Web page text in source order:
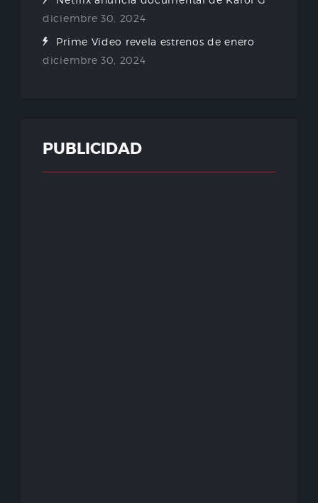
diciembre 30, 2024
Prime Video revela estrenos de enero
diciembre 30, 2024
PUBLICIDAD